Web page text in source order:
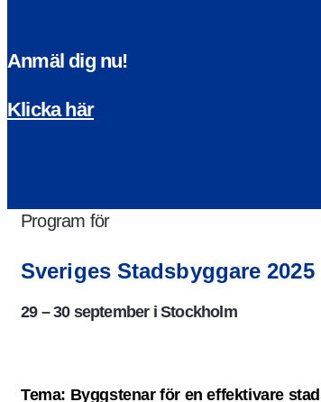
Anmäl dig nu!
Klicka här
Program för
Sveriges Stadsbyggare 2025
29 – 30 september i Stockholm
Tema: Byggstenar för en effektivare